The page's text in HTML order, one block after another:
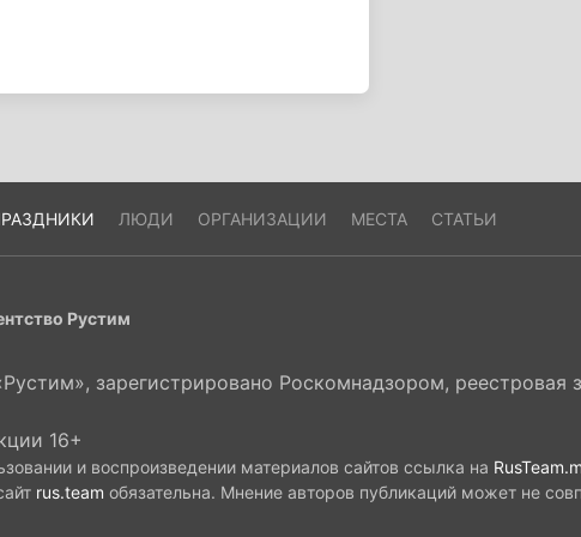
ЛЮДИ ОРГАНИЗАЦИИ МЕСТА СТАТЬИ
Рустим
зарегистрировано Роскомнадзором,
16+
и воспроизведении материалов сайтов ссылка на
rus.team обязательна. Мнение авторов публикаций может не